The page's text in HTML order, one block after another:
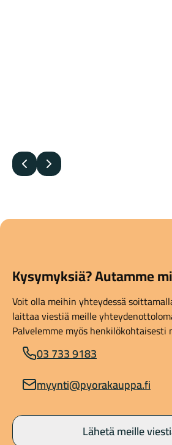
Edellinen
Seuraava
Kysymyksiä? Autamme
Voit olla meihin yhteydessä
laittaa viestiä meille
Palvelemme myös henkilökohtaisesti
03 733 9183
myynti@pyorakauppa.fi
Lähetä meille